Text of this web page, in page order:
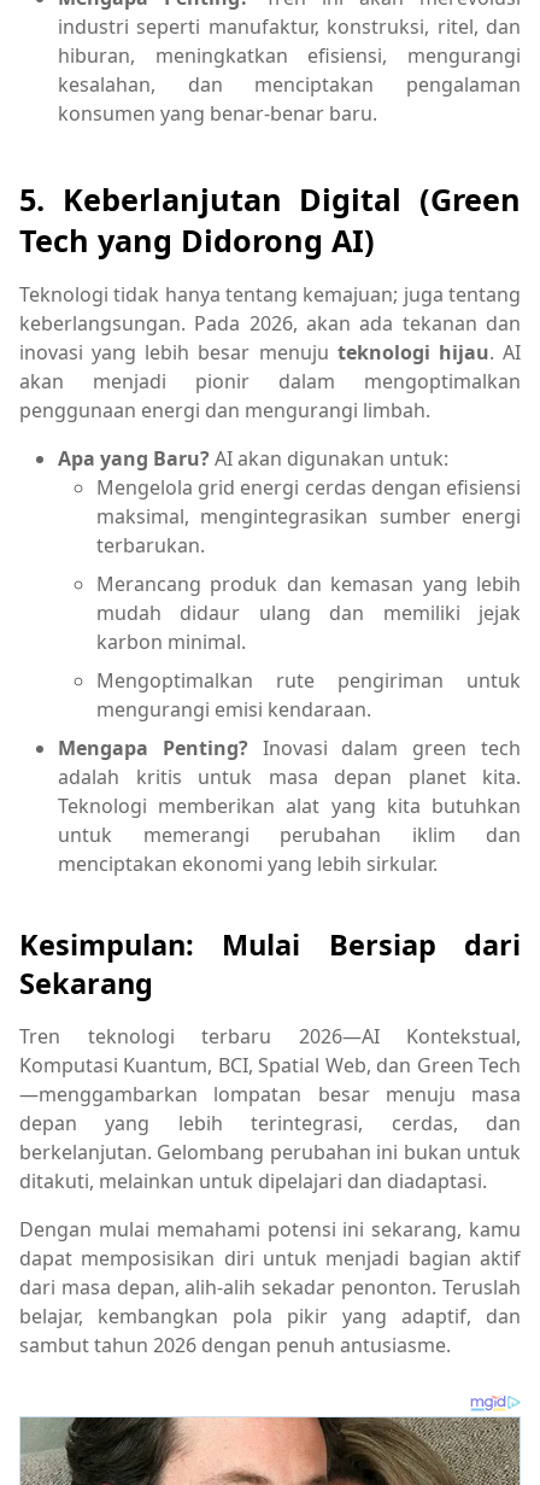
industri seperti manufaktur, konstruksi, ritel, dan
hiburan, meningkatkan efisiensi, mengurangi
kesalahan, dan menciptakan pengalaman
konsumen yang benar-benar baru.
5. Keberlanjutan Digital (Green
Tech yang Didorong AI)
Teknologi tidak hanya tentang kemajuan; juga tentang
keberlangsungan. Pada 2026, akan ada tekanan dan
inovasi yang lebih besar menuju teknologi hijau. AI
akan menjadi pionir dalam mengoptimalkan
penggunaan energi dan mengurangi limbah.
Apa yang Baru?AI akan digunakan untuk:
Mengelola grid energi cerdas dengan efisiensi
maksimal, mengintegrasikan sumber energi
terbarukan.
Merancang produk dan kemasan yang lebih
mudah didaur ulang dan memiliki jejak
karbon minimal.
Mengoptimalkan rute pengiriman untuk
mengurangi emisi kendaraan.
Mengapa Penting?Inovasi dalam green tech
adalah kritis untuk masa depan planet kita.
Teknologi memberikan alat yang kita butuhkan
untuk memerangi perubahan iklim dan
menciptakan ekonomi yang lebih sirkular.
Kesimpulan: Mulai Bersiap dari
Sekarang
Tren teknologi terbaru 2026—AI Kontekstual,
Komputasi Kuantum, BCI, Spatial Web, dan Green Tech
—menggambarkan lompatan besar menuju masa
depan yang lebih terintegrasi, cerdas, dan
berkelanjutan. Gelombang perubahan ini bukan untuk
ditakuti, melainkan untuk dipelajari dan diadaptasi.
Dengan mulai memahami potensi ini sekarang, kamu
dapat memposisikan diri untuk menjadi bagian aktif
dari masa depan, alih-alih sekadar penonton. Teruslah
belajar, kembangkan pola pikir yang adaptif, dan
sambut tahun 2026 dengan penuh antusiasme.